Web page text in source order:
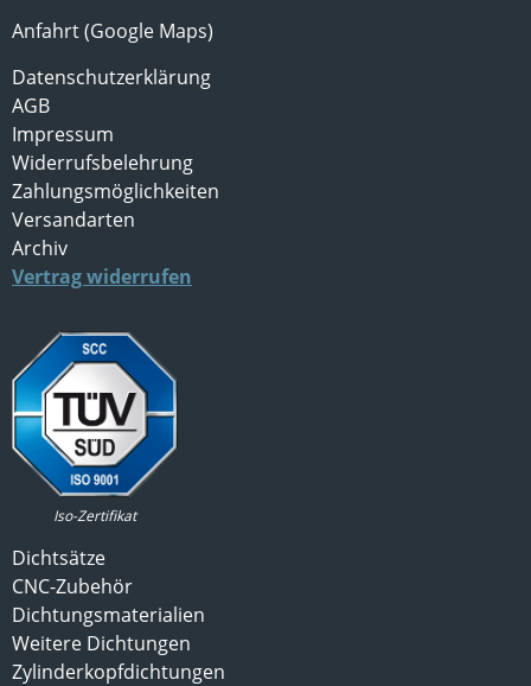
Anfahrt (Google Maps)
Datenschutzerklärung
AGB
Impressum
Widerrufsbelehrung
Zahlungsmöglichkeiten
Versandarten
Archiv
Vertrag widerrufen
Iso-Zertifikat
Dichtsätze
CNC-Zubehör
Dichtungsmaterialien
Weitere Dichtungen
Zylinderkopfdichtungen